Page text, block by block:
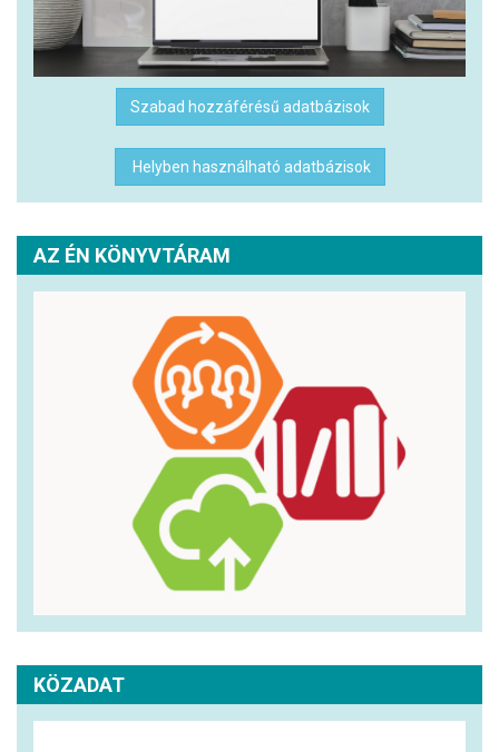
Szabad hozzáférésű adatbázisok
Helyben használható adatbázisok
AZ ÉN KÖNYVTÁRAM
KÖZADAT